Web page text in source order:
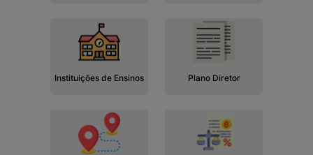
Instituições de Ensinos Plano Diretor